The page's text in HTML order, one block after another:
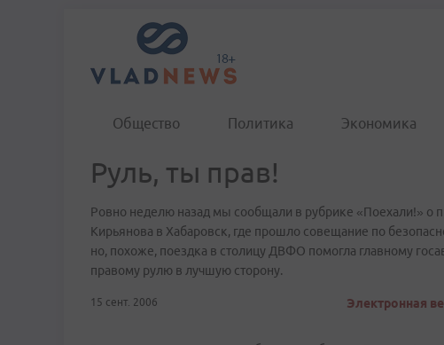
Общество Политика Экономика
Руль, ты прав!
Ровно неделю назад мы сообщали в рубрике «Поехали!» о
Кирьянова в Хабаровск, где прошло совещание по
но, похоже, поездка в столицу ДВФО помогла главному
правому рулю в лучшую сторону.
15 сент. 2006 Электронная